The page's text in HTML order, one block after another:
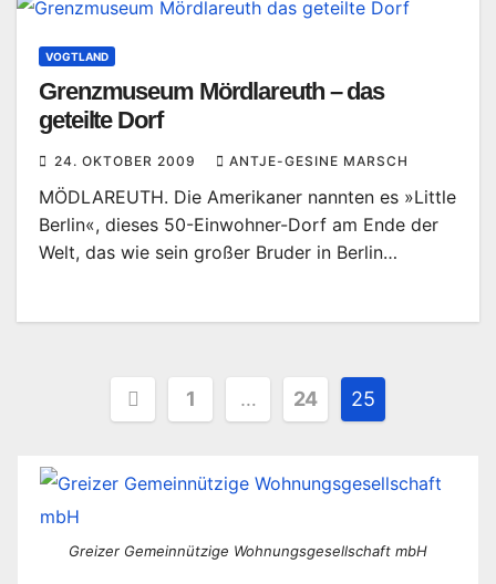
VOGTLAND
Grenzmuseum Mördlareuth – das
geteilte Dorf
24. OKTOBER 2009 ANTJE-GESINE MARSCH
MÖDLAREUTH. Die Amerikaner nannten es »Little
Berlin«, dieses 50-Einwohner-Dorf am Ende der
Welt, das wie sein großer Bruder in Berlin…
Seitennummerierung
Beiträge
1 … 24 25
Greizer Gemeinnützige Wohnungsgesellschaft mbH